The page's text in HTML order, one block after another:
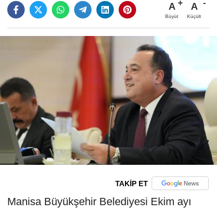
A
Büyüt
A
Küçült
TAKİP ET
Manisa Büyükşehir Belediyesi Ekim ayı